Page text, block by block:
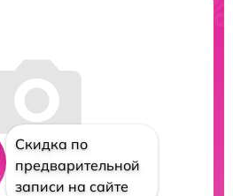
Скидка по
предварительной
записи на сайте